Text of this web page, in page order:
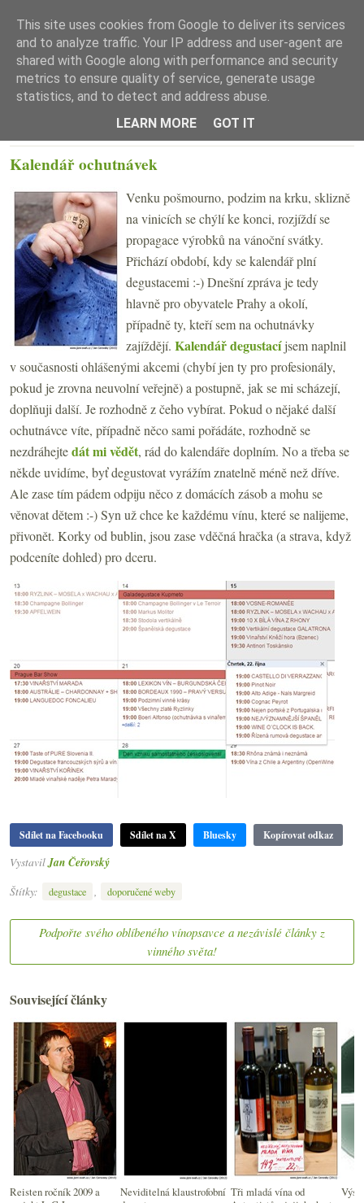
☰ Menu
Kalendář ochutnávek
Venku pošmourno, podzim na krku, sklizně
na vinicích se chýlí ke konci, rozjíždí se
propagace výrobků na vánoční svátky.
Přichází období, kdy se kalendář plní
degustacemi :-) Dnešní zpráva je tedy
hlavně pro obyvatele Prahy a okolí,
případně ty, kteří sem na ochutnávky
zajíždějí. Kalendář degustacíjsem naplnil
v současnosti ohlášenými akcemi (chybí jen ty pro profesionály,
pokud je zrovna neuvolní veřejně) a postupně, jak se mi scházejí,
doplňuji další. Je rozhodně z čeho vybírat. Pokud o nějaké další
ochutnávce víte, případně něco sami pořádáte, rozhodně se
nezdráhejtedát mi vědět, rád do kalendáře doplním. No a třeba se
někde uvidíme, byť degustovat vyrážím znatelně méně než dříve.
Ale zase tím pádem odpiju něco z domácích zásob a mohu se
věnovat dětem :-) Syn už chce ke každému vínu, které se nalijeme,
přivonět. Korky od bublin, jsou zase vděčná hračka (a strava, když
podceníte dohled) pro dceru.
Sdílet na Facebooku Sdílet na X Bluesky Kopírovat odkaz
Vystavil Jan Čeřovský
Štítky:
degustace , doporučené weby
Podpořte svého oblíbeného vínopsavce a nezávislé články z
vinného světa!
Související články
Reisten ročník 2009 a
Neviditelná klaustrofobní Tři mladá vína od
This site uses cookies from Google to deliver its services
and to analyze traffic. Your IP address and user-agent are
shared with Google along with performance and security
metrics to ensure quality of service, generate usage
statistics, and to detect and address abuse.
LEARN MORE
GOT IT